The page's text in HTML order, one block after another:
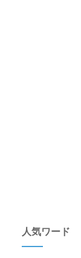
人気ワード